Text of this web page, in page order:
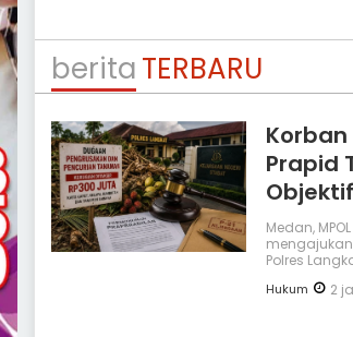
beritaTERBARU
Prapid
Medan,
Polres
Hukum 2